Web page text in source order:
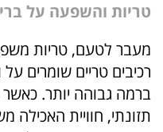
טריות והשפעה על
מעבר לטעם, טריות
רכיבים טריים שומרים על
ברמה גבוהה יותר.
תזונתי, חוויית